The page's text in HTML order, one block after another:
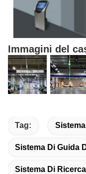
Immagini del
Tag:
Sistema Di Guida
Sistema Di